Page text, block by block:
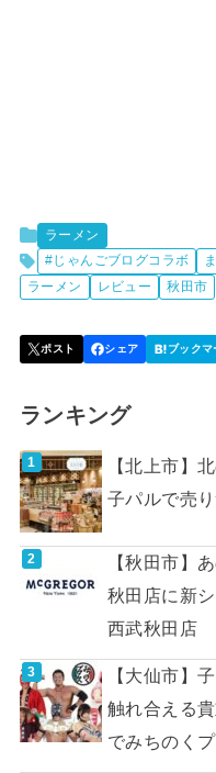
ラーメン
#じゃんごブログコラボ
ラーメン
レビュー 秋田市
ランキング
【北上市】
子パルで売
【秋田市】
秋田店に新
西武秋田店
【大仙市】
触れ合える
でみちのく